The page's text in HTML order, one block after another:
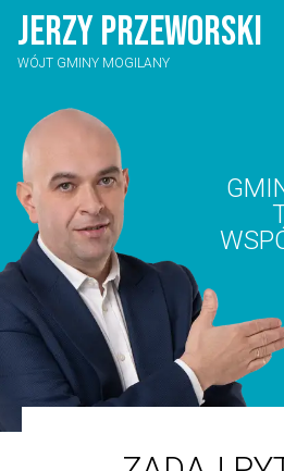
JERZYPRZEWORSKI
WÓJT GMINY MOGILANY